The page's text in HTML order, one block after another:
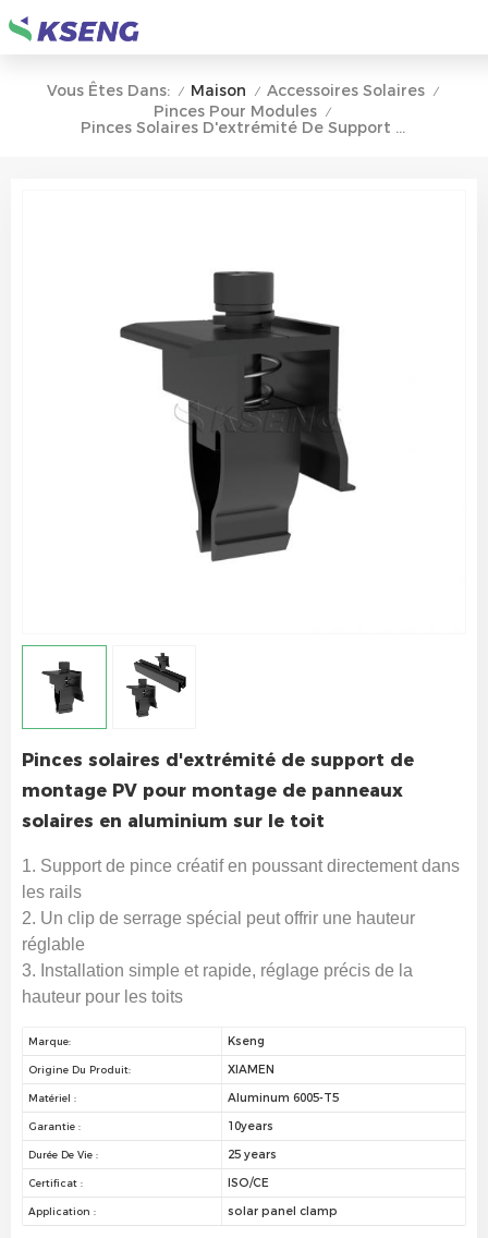
Vous Êtes Dans: / Maison / Accessoires Solaires /
Pinces Pour Modules /
Pinces Solaires D'extrémité De Support De Montage PV Pour Montage De Panneaux Solaires En Aluminium Sur Le Toit
Pinces solaires d'extrémité de support de
montage PV pour montage de panneaux
solaires en aluminium sur le toit
1. Support de pince créatif en poussant directement dans
les rails
2. Un clip de serrage spécial peut offrir une hauteur
réglable
3. Installation simple et rapide, réglage précis de la
hauteur pour les toits
Marque: Kseng
Origine Du Produit: XIAMEN
Matériel : Aluminum 6005-T5
Garantie : 10years
Durée De Vie : 25 years
Certificat : ISO/CE
Application : solar panel clamp